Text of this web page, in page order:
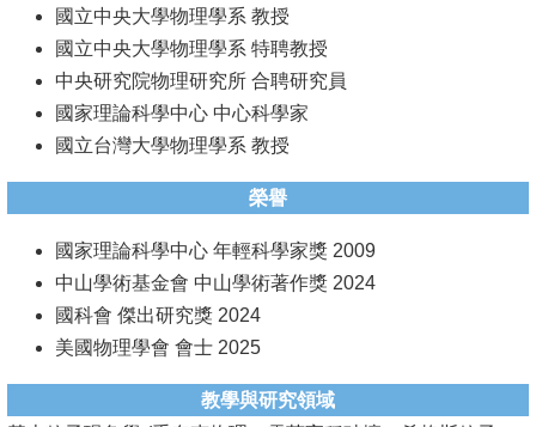
務
徵
才
國立中央大學物理學系 教授
國立中央大學物理學系 特聘教授
中央研究院物理研究所 合聘研究員
國家理論科學中心 中心科學家
國立台灣大學物理學系 教授
榮譽
國家理論科學中心 年輕科學家獎 2009
中山學術基金會 中山學術著作獎 2024
國科會 傑出研究獎 2024
美國物理學會 會士 2025
教學與研究領域